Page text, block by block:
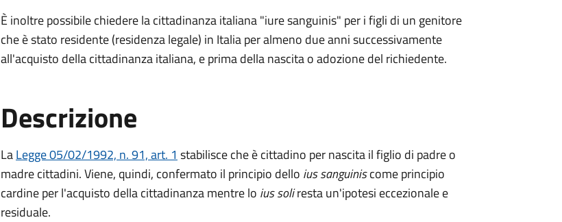
È inoltre possibile chiedere la cittadinanza italiana "iure sanguinis" per i figli di un genitore
che è stato residente (residenza legale) in Italia per almeno due anni successivamente
all'acquisto della cittadinanza italiana, e prima della nascita o adozione del richiedente.
Descrizione
LaLegge 05/02/1992, n. 91, art. 1 stabilisce che è cittadino per nascita il figlio di padre o
madre cittadini. Viene, quindi, confermato il principio dello ius sanguiniscome principio
cardine per l'acquisto della cittadinanza mentre lo ius soliresta un'ipotesi eccezionale e
residuale.